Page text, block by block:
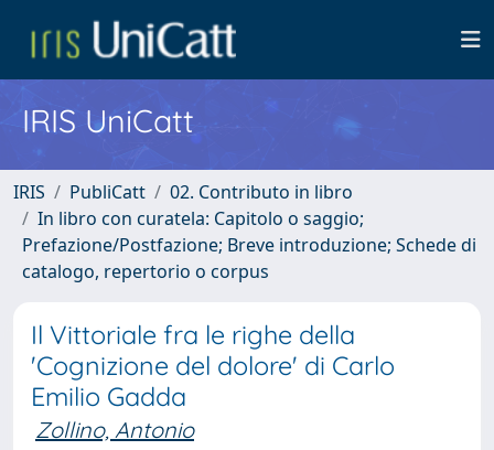
IRIS UniCatt
IRIS PubliCatt
02. Contributo in libro
In libro con curatela: Capitolo o saggio;
Prefazione/Postfazione; Breve introduzione; Schede di
catalogo, repertorio o corpus
Il Vittoriale fra le righe della
'Cognizione del dolore' di Carlo
Emilio Gadda
Zollino, Antonio